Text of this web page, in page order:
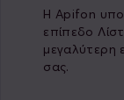
Η Apifon
επίπεδο
μεγαλύτερη
σας.